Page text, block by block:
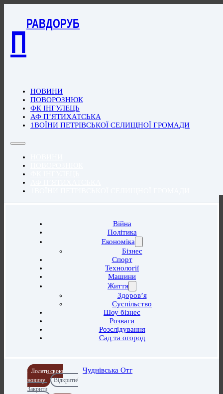
П
РАВДОРУБ
НОВИНИ
ПОВОРОЗНЮК
ФК ІНГУЛЕЦЬ
АФ П’ЯТИХАТСЬКА
1ВОЇНИ ПЕТРІВСЬКОЇ СЕЛИЩНОЇ ГРОМАДИ
Війна
Політика
Економіка
Бізнес
Спорт
Технології
Машини
Життя
Здоров’я
Суспільство
Шоу бізнес
Розваги
Розслідування
Сад та огород
Додати свою
новину
Відкрити/
Закрити
Чуднівська Отг